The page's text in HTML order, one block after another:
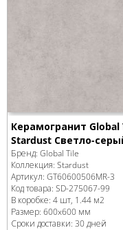
Керамогранит Global
Stardust Светло-
Бренд: Global Tile
Коллекция: Stardust
Артикул: GT60600506MR-3
Код товара: SD-275067-99
В коробке: 4 шт, 1.44 м2
Размер: 600x600 мм
Сроки доставки: 30 дней